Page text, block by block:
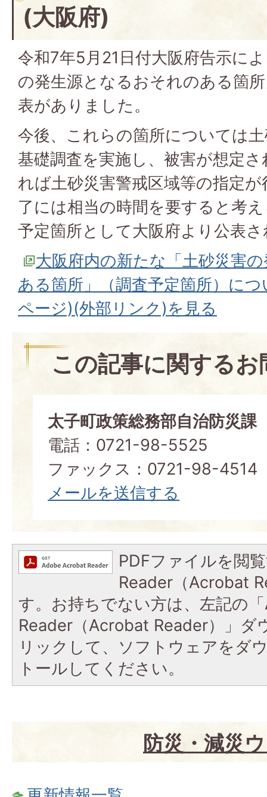
(大阪府)
令和7年5月21日付大阪府告示に
の発生源となるおそれのある箇
表がありました。
今後、これらの箇所については
基礎調査を実施し、被害が想定
れば土砂災害警戒区域等の指定
了には相当の時間を要すると考
予定箇所として大阪府より公表
大阪府内の新たな「土砂災害
ある箇所」（調査予定箇所）に
ページ)(外部リンク)を見る
この記事に関する
太子町政策総務部自治防災課
電話：0721-98-5525
ファックス：0721-98-4514
メールを送信する
PDFファイルを閲
Reader（Acrobat
す。お持ちでない方は、左記の
Reader（Acrobat Reader）」ダ
リックして、ソフトウェアをダ
トールしてください。
防災・減災